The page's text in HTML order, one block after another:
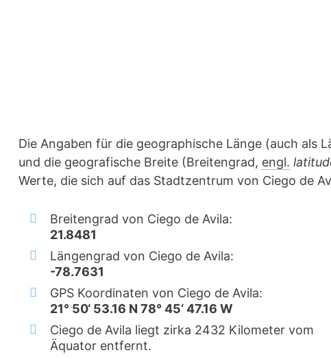
Die Angaben für die geographische Länge (auch als
und die geografische Breite (Breitengrad, engl.
Werte, die sich auf das Stadtzentrum von Ciego de
Breitengrad von Ciego de Avila:
21.8481
Längengrad von Ciego de Avila:
-78.7631
GPS Koordinaten von Ciego de Avila:
21° 50‘ 53.16 N 78° 45‘ 47.16 W
Ciego de Avila liegt zirka 2432 Kilometer vom
Äquator entfernt.